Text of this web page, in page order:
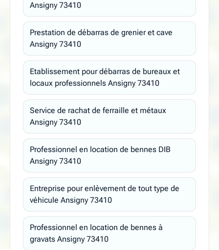
Ansigny 73410
Prestation de débarras de grenier et cave
Ansigny 73410
Etablissement pour débarras de bureaux et
locaux professionnels Ansigny 73410
Service de rachat de ferraille et métaux
Ansigny 73410
Professionnel en location de bennes DIB
Ansigny 73410
Entreprise pour enlèvement de tout type de
véhicule Ansigny 73410
Professionnel en location de bennes à
gravats Ansigny 73410